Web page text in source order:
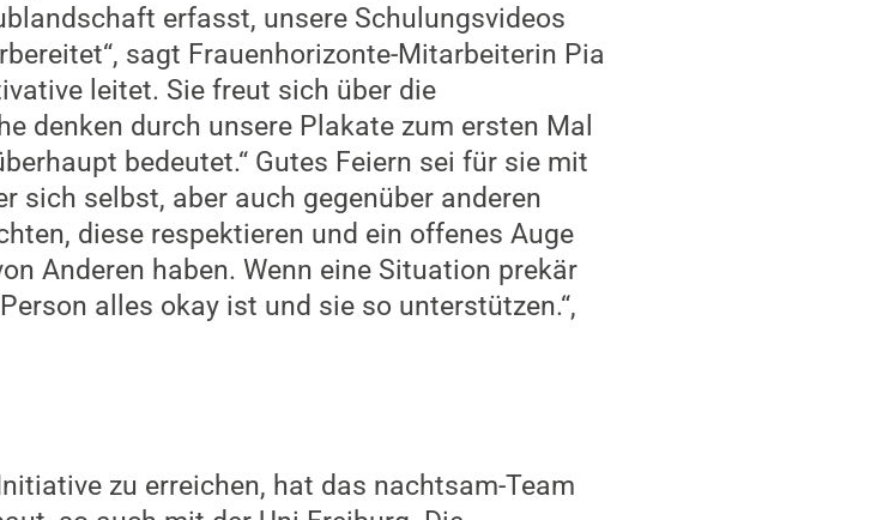
erfasst, unsere Schulungsvideos
sagt Frauenhorizonte-Mitarbeiterin Pia
leitet. Sie freut sich über die
denken durch unsere Plakate zum ersten Mal
bedeutet.“ Gutes Feiern sei für sie mit
sich selbst, aber auch gegenüber anderen
diese respektieren und ein offenes Auge
Anderen haben. Wenn eine Situation prekär
alles okay ist und sie so unterstützen.“,
zu erreichen, hat das nachtsam-Team